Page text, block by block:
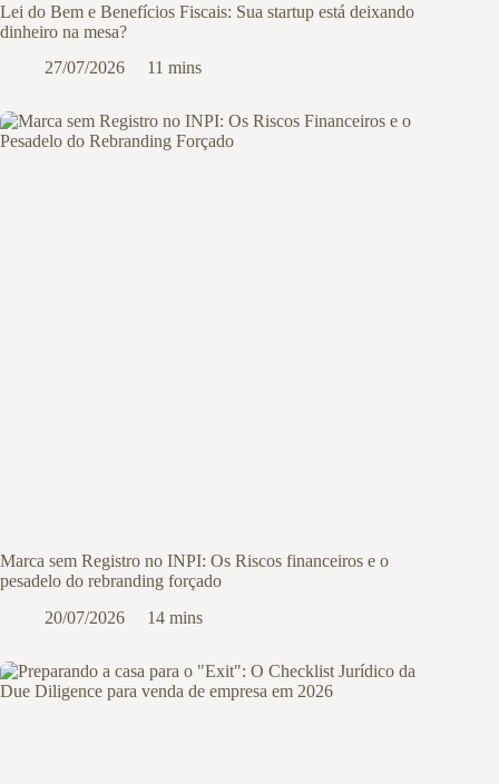
Lei do Bem e Benefícios Fiscais: Sua startup está deixando
dinheiro na mesa?
27/07/2026
11 mins
Marca sem Registro no INPI: Os Riscos financeiros e o
pesadelo do rebranding forçado
20/07/2026
14 mins